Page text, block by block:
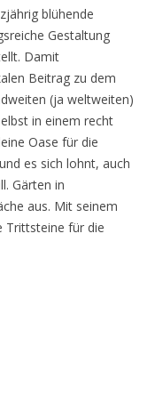
blühende
Gestaltung
Damit
Beitrag zu dem
(ja weltweiten)
in einem recht
Oase für die
es sich lohnt, auch
Gärten in
aus. Mit seinem
Trittsteine für die